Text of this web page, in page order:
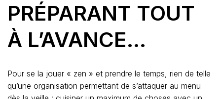
PRÉPARANT TOUT
À L’AVANCE…
Pour se la jouer « zen » et prendre le temps, rien de telle
qu’une organisation permettant de s’attaquer au menu